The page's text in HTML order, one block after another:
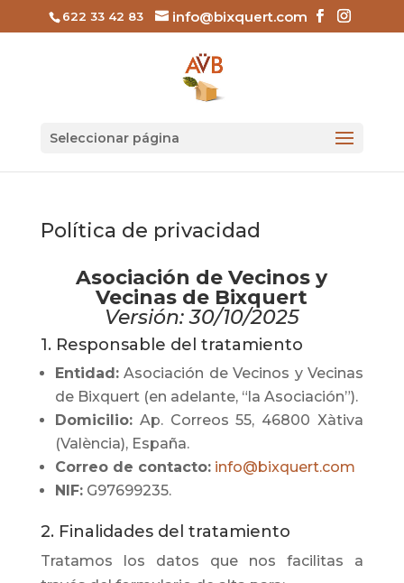
622 33 42 83 info@bixquert.com
Seleccionar página
Política de privacidad
Asociación de Vecinos y
Vecinas de Bixquert
Versión: 30/10/2025
1. Responsable del tratamiento
Entidad:Asociación de Vecinos y Vecinas
de Bixquert (en adelante, “la Asociación”).
Domicilio:Ap. Correos 55, 46800 Xàtiva
(València), España.
Correo de contacto: info@bixquert.com
NIF:G97699235.
2. Finalidades del tratamiento
Tratamos los datos que nos facilitas a